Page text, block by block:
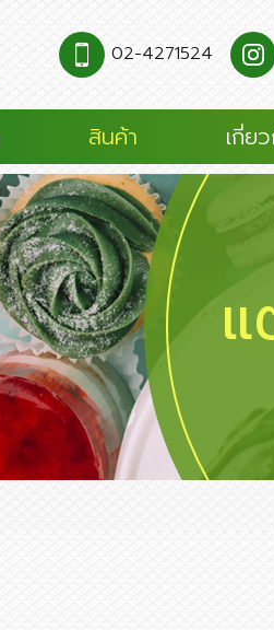
02-4271524
สินค้า เกี่ย